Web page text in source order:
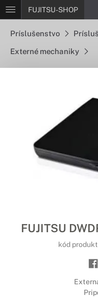
FUJITSU-SHOP
Príslušenstvo
Externé mechaniky
FUJITSU
kód